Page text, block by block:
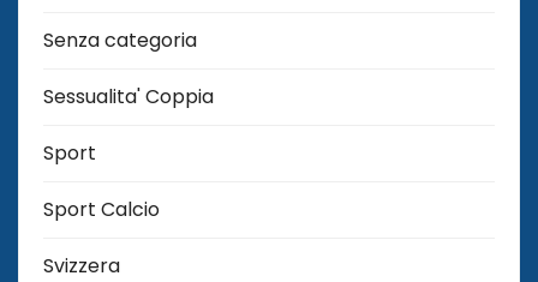
Senza categoria
Sessualita' Coppia
Sport
Sport Calcio
Svizzera